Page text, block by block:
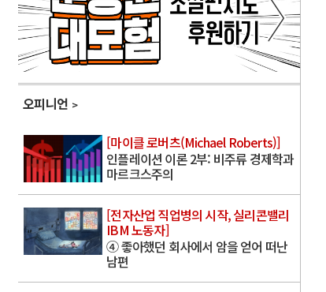
오피니언
[마이클 로버츠(Michael Roberts)]
인플레이션 이론 2부: 비주류 경제학과
마르크스주의
[전자산업 직업병의 시작, 실리콘밸리
IBM 노동자]
④ 좋아했던 회사에서 암을 얻어 떠난
남편